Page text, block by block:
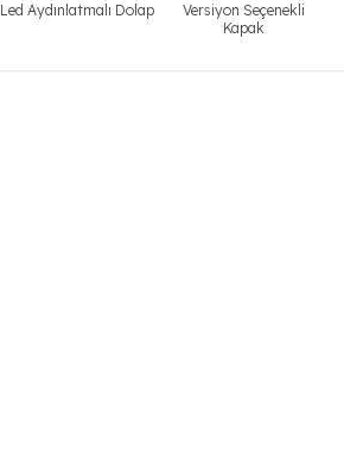
Led Aydınlatmalı Dolap
Versiyon Seçenekli
Kapak